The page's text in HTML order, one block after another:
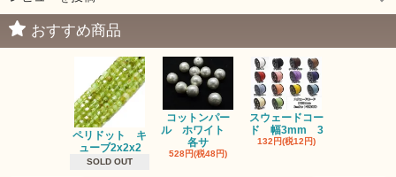
おすすめ商品
ペリドット キ
ューブ2x2x2
SOLD OUT
コットンパー
ル ホワイト
各サ
528円(税48円)
スウェードコー
ド 幅3mm 3
132円(税12円)